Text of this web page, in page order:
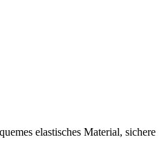
elastisches Material, sichere